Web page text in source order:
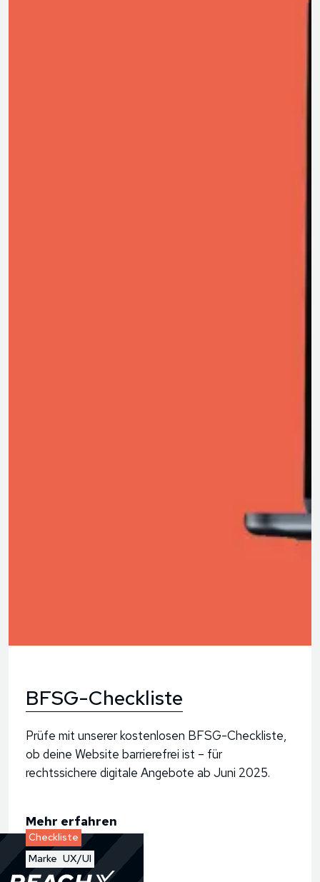
BFSG-Checkliste
Prüfe mit unserer kostenlosen BFSG-Checkliste,
ob deine Website barrierefrei ist – für
rechtssichere digitale Angebote ab Juni 2025.
Mehr erfahren
Checkliste
Marke UX/UI